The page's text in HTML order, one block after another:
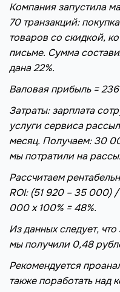
Компания запустила
70 транзакций:
товаров со скидкой,
письме. Сумма
дана 22%.
Валовая прибыль =
Затраты: зарплата
услуги сервиса
месяц. Получаем: 30
мы потратили на
Рассчитаем
ROI: (51 920 – 35 000)
000 х 100% = 48%.
Из данных следует,
мы получили 0,48
Рекомендуется
также поработать над